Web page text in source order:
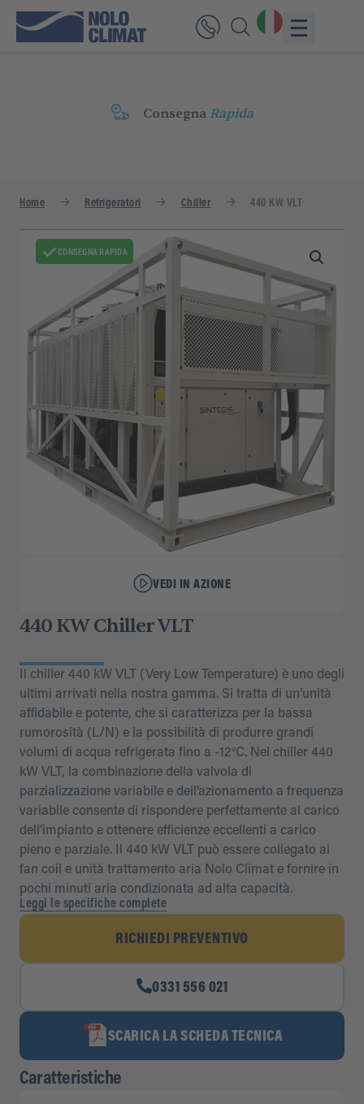
Consegna Rapida
Home Refrigeratori Chiller 440 KW VLT
CONSEGNA RAPIDA
VEDI IN AZIONE
440 KW Chiller VLT
Il chiller 440 kW VLT (Very Low Temperature) è uno degli
ultimi arrivati nella nostra gamma. Si tratta di un’unità
affidabile e potente, che si caratterizza per la bassa
rumorosità (L/N) e la possibilità di produrre grandi
volumi di acqua refrigerata fino a -12°C. Nel chiller 440
kW VLT, la combinazione della valvola di
parzializzazione variabile e dell’azionamento a frequenza
variabile consente di rispondere perfettamente al carico
dell’impianto e ottenere efficienze eccellenti a carico
pieno e parziale. Il 440 kW VLT può essere collegato ai
fan coil e unità trattamento aria Nolo Climat e fornire in
pochi minuti aria condizionata ad alta capacità.
Leggi le specifiche complete
RICHIEDI PREVENTIVO
0331 556 021
SCARICA LA SCHEDA TECNICA
Caratteristiche